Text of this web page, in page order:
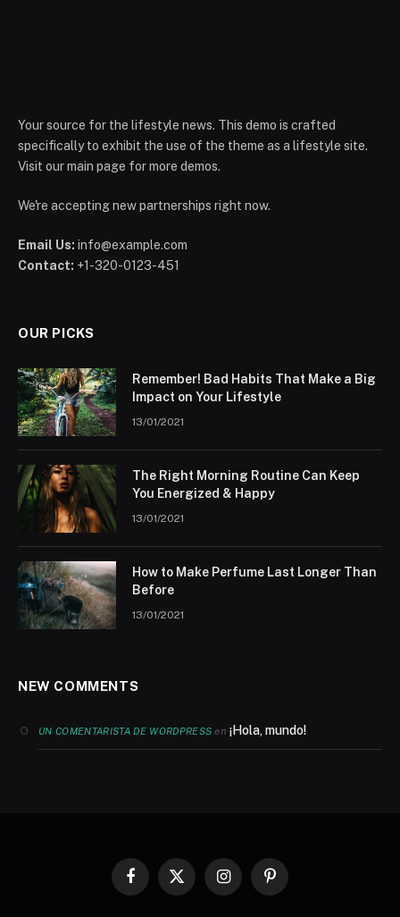
Your source for the lifestyle news. This demo is crafted
specifically to exhibit the use of the theme as a lifestyle site.
Visit our main page for more demos.
We're accepting new partnerships right now.
Email Us: info@example.com
Contact: +1-320-0123-451
OUR PICKS
Remember! Bad Habits That Make a Big
Impact on Your Lifestyle
13/01/2021
The Right Morning Routine Can Keep
You Energized & Happy
13/01/2021
How to Make Perfume Last Longer Than
Before
13/01/2021
NEW COMMENTS
UN COMENTARISTA DE WORDPRESS en¡Hola, mundo!
Facebook
X
InstagramPinterest